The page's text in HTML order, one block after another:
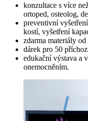
konzultace s více
ortoped, osteolog,
preventivní
kostí, vyšetření
zdarma materiály
dárek pro 50
edukační výstava a
onemocněním.